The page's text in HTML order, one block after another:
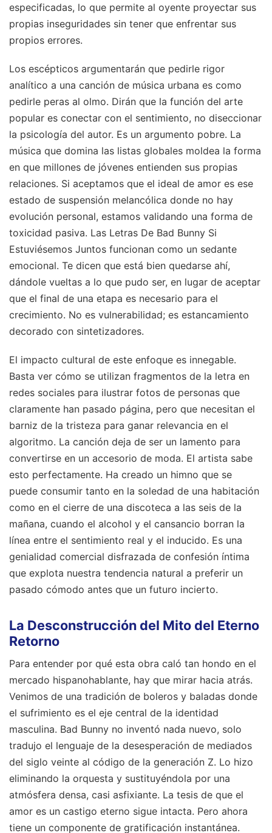
especificadas, lo que permite al oyente proyectar sus
propias inseguridades sin tener que enfrentar sus
propios errores.
Los escépticos argumentarán que pedirle rigor
analítico a una canción de música urbana es como
pedirle peras al olmo. Dirán que la función del arte
popular es conectar con el sentimiento, no diseccionar
la psicología del autor. Es un argumento pobre. La
música que domina las listas globales moldea la forma
en que millones de jóvenes entienden sus propias
relaciones. Si aceptamos que el ideal de amor es ese
estado de suspensión melancólica donde no hay
evolución personal, estamos validando una forma de
toxicidad pasiva. Las Letras De Bad Bunny Si
Estuviésemos Juntos funcionan como un sedante
emocional. Te dicen que está bien quedarse ahí,
dándole vueltas a lo que pudo ser, en lugar de aceptar
que el final de una etapa es necesario para el
crecimiento. No es vulnerabilidad; es estancamiento
decorado con sintetizadores.
El impacto cultural de este enfoque es innegable.
Basta ver cómo se utilizan fragmentos de la letra en
redes sociales para ilustrar fotos de personas que
claramente han pasado página, pero que necesitan el
barniz de la tristeza para ganar relevancia en el
algoritmo. La canción deja de ser un lamento para
convertirse en un accesorio de moda. El artista sabe
esto perfectamente. Ha creado un himno que se
puede consumir tanto en la soledad de una habitación
como en el cierre de una discoteca a las seis de la
mañana, cuando el alcohol y el cansancio borran la
línea entre el sentimiento real y el inducido. Es una
genialidad comercial disfrazada de confesión íntima
que explota nuestra tendencia natural a preferir un
pasado cómodo antes que un futuro incierto.
La Desconstrucción del Mito del Eterno
Retorno
Para entender por qué esta obra caló tan hondo en el
mercado hispanohablante, hay que mirar hacia atrás.
Venimos de una tradición de boleros y baladas donde
el sufrimiento es el eje central de la identidad
masculina. Bad Bunny no inventó nada nuevo, solo
tradujo el lenguaje de la desesperación de mediados
del siglo veinte al código de la generación Z. Lo hizo
eliminando la orquesta y sustituyéndola por una
atmósfera densa, casi asfixiante. La tesis de que el
amor es un castigo eterno sigue intacta. Pero ahora
tiene un componente de gratificación instantánea.